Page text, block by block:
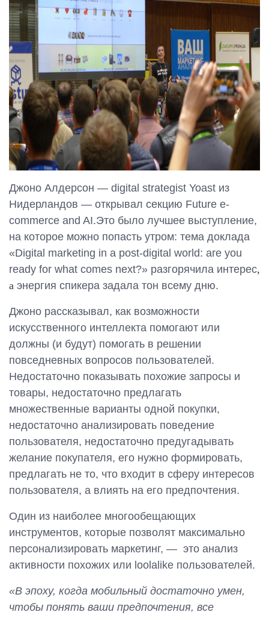
Джоно Алдерсон — digital strategist Yoast из
Нидерландов — открывал секцию Future e-
commerce and AI.Это было лучшее выступление,
на которое можно попасть утром: тема доклада
«Digital marketing in a post-digital world: are you
ready for what comes next?» разгорячила интерес,
а энергия спикера задала тон всему дню.
Джоно рассказывал, как возможности
искусственного интеллекта помогают или
должны (и будут) помогать в решении
повседневных вопросов пользователей.
Недостаточно показывать похожие запросы и
товары, недостаточно предлагать
множественные варианты одной покупки,
недостаточно анализировать поведение
пользователя, недостаточно предугадывать
желание покупателя, его нужно формировать,
предлагать не то, что входит в сферу интересов
пользователя, а влиять на его предпочтения.
Один из наиболее многообещающих
инструментов, которые позволят максимально
персонализировать маркетинг, — это анализ
активности похожих или loolalike пользователей.
«В эпоху, когда мобильный достаточно умен,
чтобы понять ваши предпочтения, все
Контактная информация
Rävala pst 8-ruum 810, 10143, Tallinn
Yudjes OÜ
Свяжитесь с нами